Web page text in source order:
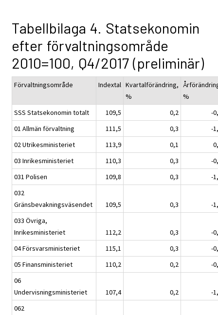
Tabellbilaga 4. Statsekonomin
efter förvaltningsområde
2010=100, Q4/2017 (preliminär)
Förvaltningsområde Indextal Kvartalförändring,
%
%
SSS Statsekonomin totalt
109,5 0,2
-
01 Allmän förvaltning
111,5 0,3
-
02 Utrikesministeriet
113,9 0,1
03 Inrikesministeriet
110,3 0,3
-
031 Polisen
109,8 0,3
-
032
Gränsbevakningsväsendet
109,5 0,3
-
033 Övriga,
Inrikesministeriet
112,2 0,3
-
04 Försvarsministeriet
115,1 0,3
-
05 Finansministeriet
110,2 0,2
-
06
Undervisningsministeriet
107,4 0,2
-
062